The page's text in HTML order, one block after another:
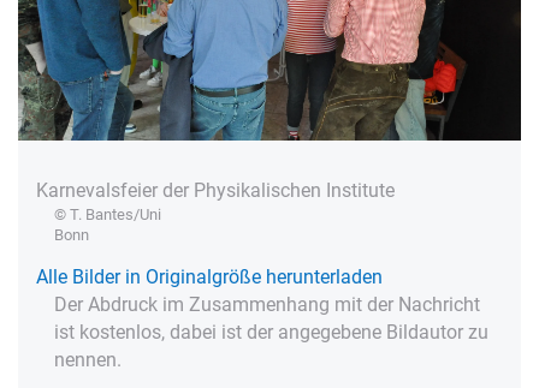
Karnevalsfeier der Physikalischen Institute
© T. Bantes/Uni
Bonn
Alle Bilder in Originalgröße herunterladen
Der Abdruck im Zusammenhang mit der Nachricht
ist kostenlos, dabei ist der angegebene Bildautor zu
nennen.